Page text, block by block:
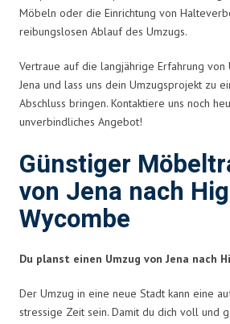
Möbeln oder die Einrichtung von
reibungslosen Ablauf des Umzugs.
Vertraue auf die langjährige Erfahrung von
Jena und lass uns dein Umzugsprojekt zu
Abschluss bringen. Kontaktiere uns noch
unverbindliches Angebot!
Günstiger
von Jena nach
Wycombe
Du planst einen Umzug von Jena nach
Der Umzug in eine neue Stadt kann eine
stressige Zeit sein. Damit du dich voll und